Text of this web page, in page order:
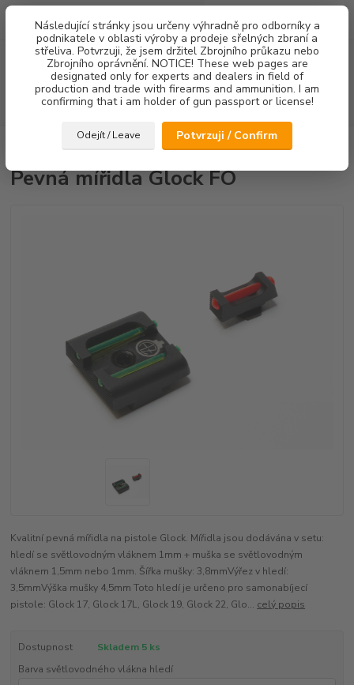
Následující stránky jsou určeny výhradně pro odborníky a
podnikatele v oblasti výroby a prodeje sřelných zbraní a
střeliva. Potvrzuji, že jsem držitel Zbrojního průkazu nebo
Zbrojního oprávnění. NOTICE! These web pages are
designated only for experts and dealers in field of
production and trade with firearms and ammunition. I am
confirming that i am holder of gun passport or license!
Odejít / Leave Potvrzuji / Confirm
Menu
Hledat
za0,00 Kč
Pevná mířidla Glock FO
Pevná mířidla Glock FO
Kvalitní pevná mířidla na pistole Glock. Mířidla jsou dodávána v setu:
hledí se světlovodným vláknem 1mm + muška se světlovodným
vláknem 1,5mm nebo 1mm. Šířka mušky: 3,8mmVýřez v hledí:
3,5mmVýška mušky 4,5mm Toto hledí je určeno pro samonabíjecí
pistole: Glock 17, Glock 17L, Glock 19, Glock 22, Glo... celý popis
Dostupnost
Skladem 5 ks
Barva světlovodného vlákna hledí